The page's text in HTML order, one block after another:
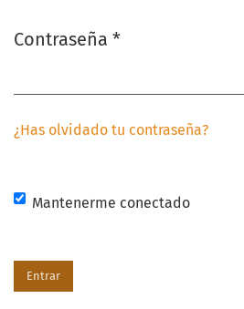
Contraseña *
¿Has olvidado tu contraseña?
Mantenerme conectado
Entrar